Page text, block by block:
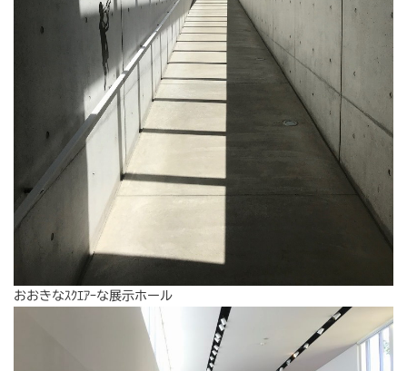
おおきなｽｸｴｱｰな展示ホール